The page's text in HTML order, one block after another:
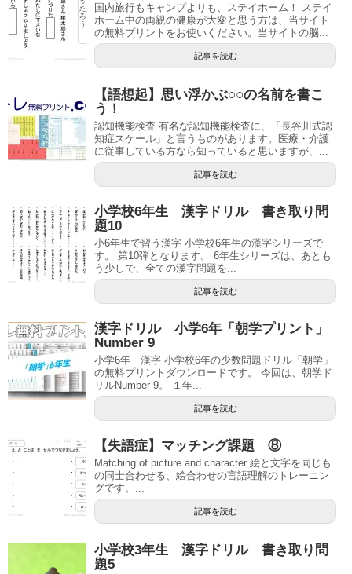
国内旅行もキャンプよりも、ステイホーム！ ステイ
ホーム中の両親の健康が大変と思う方は、当サイト
の無料プリントをお使いください。当サイトの脳...
記事を読む
【語想起】思い浮かぶ○○の名前を書こ
う！
認知機能検査 有名な認知機能検査に、「長谷川式認
知症スケール」と言うものがあります。医療・介護
に従事している方なら知っていると思いますが、...
記事を読む
小学校6年生 漢字ドリル 書き取り問
題10
小6年生で習う漢字 小学校6年生の漢字シリーズで
す。 第10弾となります。 6年生シリーズは、あとも
う少しで、全ての漢字問題を...
記事を読む
漢字ドリル 小学6年「朝学プリント」
Number 9
小学6年 漢字 小学校6年の少数問題ドリル「朝学」
の無料プリントダウンロードです。 今回は、朝学ド
リルNumber 9。 １年...
記事を読む
【失語症】マッチング課題 ⑧
Matching of picture and character 絵と文字を同じも
の同士合わせる、絵合わせの言語理解のトレーニン
グです。...
記事を読む
小学校3年生 漢字ドリル 書き取り問
題5